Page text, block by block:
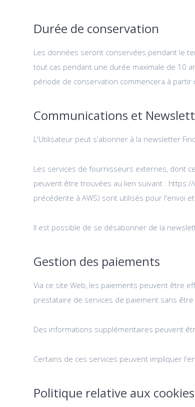
Durée de conservation
Les données seront conservées pendant le
tout cas pendant une durée maximale de 10
période de conservation commencera à partir
Communications et
L'Utilisateur peut s'abonner à la newsletter
Les services de fournisseurs externes, dont
peuvent être trouvées au lien suivant : https://
précédente à AWS) sont utilisés pour l'envoi
Il est possible de se désabonner de la
Gestion des paiements
Via ce site Web, les paiements peuvent être
prestataire de services de paiement sans être
Des informations supplémentaires peuvent
Certains de ces services peuvent impliquer
Politique relative aux cookies